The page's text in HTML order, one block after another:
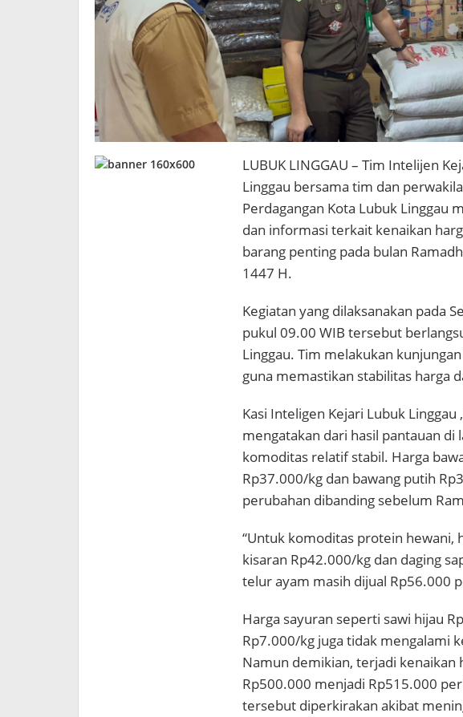
LUBUK LINGGAU – Tim Intelijen
Linggau bersama tim dan
Perdagangan Kota Lubuk Linggau
dan informasi terkait kenaikan
barang penting pada bulan
1447 H.
Kegiatan yang dilaksanakan pada
pukul 09.00 WIB tersebut
Linggau. Tim melakukan
guna memastikan stabilitas harga
Kasi Inteligen Kejari Lubuk
mengatakan dari hasil pantauan di
komoditas relatif stabil. Harga
Rp37.000/kg dan bawang putih
perubahan dibanding sebelum
“Untuk komoditas protein hewani,
kisaran Rp42.000/kg dan daging
telur ayam masih dijual Rp56.000
Harga sayuran seperti sawi hijau
Rp7.000/kg juga tidak mengalami
Namun demikian, terjadi kenaikan
Rp500.000 menjadi Rp515.000
tersebut diperkirakan akibat